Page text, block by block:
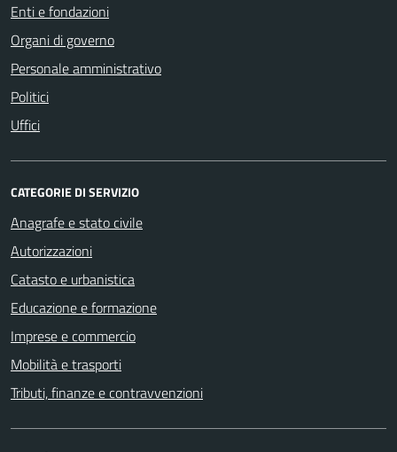
Enti e fondazioni
Organi di governo
Personale amministrativo
Politici
Uffici
CATEGORIE DI SERVIZIO
Anagrafe e stato civile
Autorizzazioni
Catasto e urbanistica
Educazione e formazione
Imprese e commercio
Mobilità e trasporti
Tributi, finanze e contravvenzioni